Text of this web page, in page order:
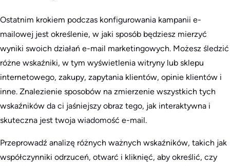
Ostatnim krokiem podczas konfigurowania kampanii e-
mailowej jest określenie, w jaki sposób będziesz mierzyć
wyniki swoich działań e-mail marketingowych. Możesz śledzić
różne wskaźniki, w tym wyświetlenia witryny lub sklepu
internetowego, zakupy, zapytania klientów, opinie klientów i
inne. Znalezienie sposobów na zmierzenie wszystkich tych
wskaźników da ci jaśniejszy obraz tego, jak interaktywna i
skuteczna jest twoja wiadomość e-mail.
Przeprowadź analizę różnych ważnych wskaźników, takich jak
współczynniki odrzuceń, otwarć i kliknięć, aby określić, czy